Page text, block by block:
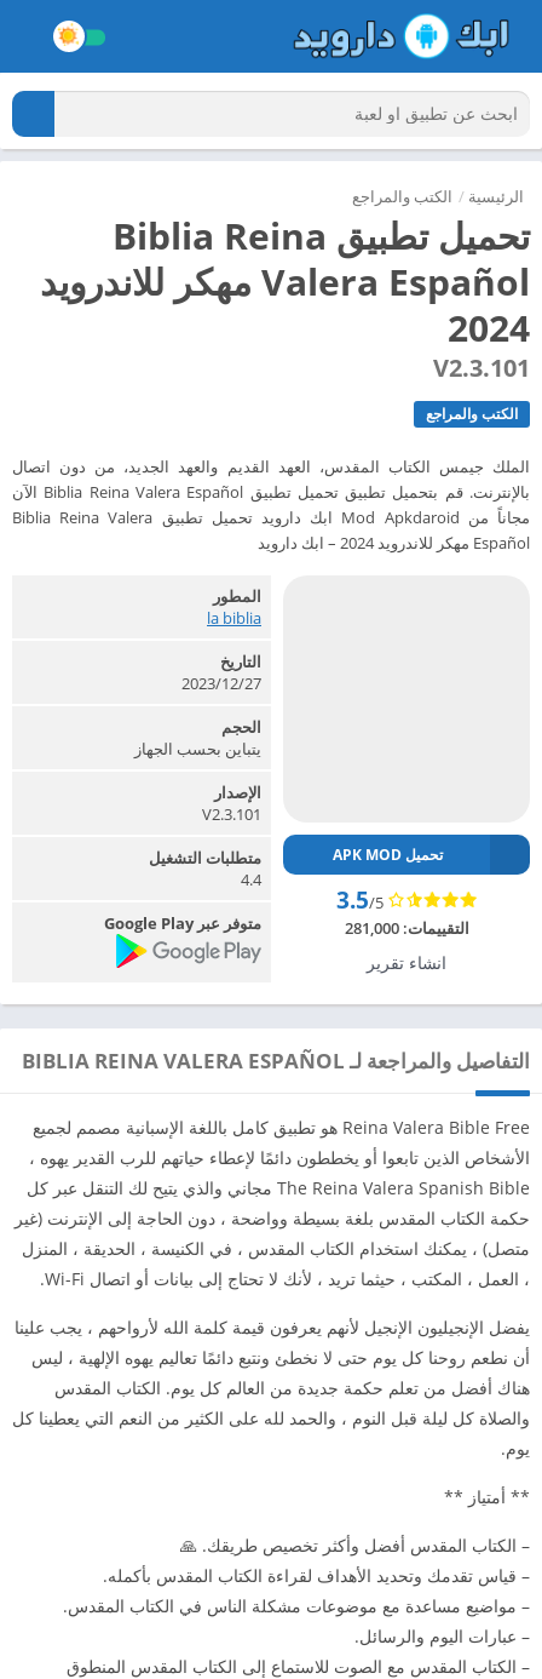
الرئيسية / الكتب والمراجع
تحميل تطبيق Biblia Reina
Valera Español مهكر للاندرويد
2024
V2.3.101
الكتب والمراجع
الملك جيمس الكتاب المقدس، العهد القديم والعهد الجديد، من دون اتصال
بالإنترنت. قم بتحميل تطبيق تحميل تطبيق Biblia Reina Valera Español الآن
مجاناً من Mod Apkdaroid ابك دارويد تحميل تطبيق Biblia Reina Valera
Español مهكر للاندرويد 2024 – ابك دارويد
تحميل APK MOD
3.5/5
التقييمات:281,000
انشاء تقرير
المطور
la biblia‏
التاريخ
2023/12/27
الحجم
يتباين بحسب الجهاز
الإصدار
V2.3.101
متطلبات التشغيل
4.4
متوفر عبر Google Play
التفاصيل والمراجعة لـ BIBLIA REINA VALERA ESPAÑOL
Reina Valera Bible Free هو تطبيق كامل باللغة الإسبانية مصمم لجميع
الأشخاص الذين تابعوا أو يخططون دائمًا لإعطاء حياتهم للرب القدير يهوه ،
The Reina Valera Spanish Bible مجاني والذي يتيح لك التنقل عبر كل
حكمة الكتاب المقدس بلغة بسيطة وواضحة ، دون الحاجة إلى الإنترنت (غير
متصل) ، يمكنك استخدام الكتاب المقدس ، في الكنيسة ، الحديقة ، المنزل
، العمل ، المكتب ، حيثما تريد ، لأنك لا تحتاج إلى بيانات أو اتصال Wi-Fi.
يفضل الإنجيليون الإنجيل لأنهم يعرفون قيمة كلمة الله لأرواحهم ، يجب علينا
أن نطعم روحنا كل يوم حتى لا نخطئ ونتبع دائمًا تعاليم يهوه الإلهية ، ليس
هناك أفضل من تعلم حكمة جديدة من العالم كل يوم. الكتاب المقدس
والصلاة كل ليلة قبل النوم ، والحمد لله على الكثير من النعم التي يعطينا كل
يوم.
** أمتياز **
– الكتاب المقدس أفضل وأكثر تخصيص طريقك. 🙏
– قياس تقدمك وتحديد الأهداف لقراءة الكتاب المقدس بأكمله.
– مواضيع مساعدة مع موضوعات مشكلة الناس في الكتاب المقدس.
– عبارات اليوم والرسائل.
– الكتاب المقدس مع الصوت للاستماع إلى الكتاب المقدس المنطوق